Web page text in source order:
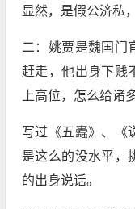
显然，是假公济私
二：姚贾是魏国门
赶走，他出身下贱
上高位，怎么给诸
写过《五蠹》、《
是这么的没水平，
的出身说话。